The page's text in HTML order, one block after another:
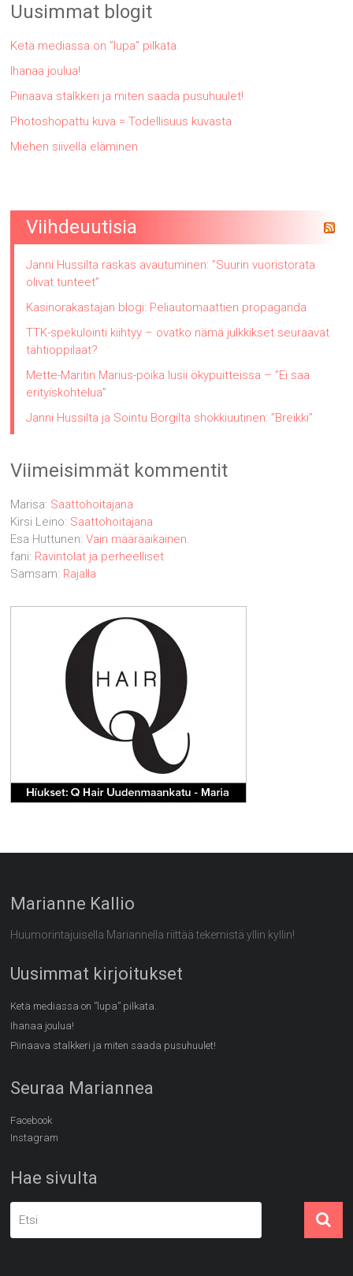
Uusimmat blogit
Ketä mediassa on ”lupa” pilkata.
Ihanaa joulua!
Piinaava stalkkeri ja miten saada pusuhuulet!
Photoshopattu kuva = Todellisuus kuvasta
Miehen siivellä eläminen
Viihdeuutisia
Janni Hussilta raskas avautuminen: ”Suurin vuoristorata
olivat tunteet”
Kasinorakastajan blogi: Peliautomaattien propaganda
TTK-spekulointi kiihtyy – ovatko nämä julkkikset seuraavat
tähtioppilaat?
Mette-Maritin Marius-poika lusii ökypuitteissa – ”Ei saa
erityiskohtelua”
Janni Hussilta ja Sointu Borgilta shokkiuutinen: ”Breikki”
Viimeisimmät kommentit
Marisa: Saattohoitajana
Kirsi Leino: Saattohoitajana
Esa Huttunen:Vain määräaikainen.
fani: Ravintolat ja perheelliset
Samsam: Rajalla
Marianne Kallio
Huumorintajuisella Mariannella riittää tekemistä yllin kyllin!
Uusimmat kirjoitukset
Ketä mediassa on ”lupa” pilkata.
Ihanaa joulua!
Piinaava stalkkeri ja miten saada pusuhuulet!
Seuraa Mariannea
Facebook
Instagram
Hae sivulta